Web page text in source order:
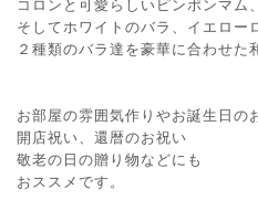
コロンと可愛らしいピンポンマム、
そしてホワイトのバラ、イエロー
２種類のバラ達を豪華に合わせ
お部屋の雰囲気作りやお誕生日の
開店祝い、還暦のお祝い
敬老の日の贈り物などにも
おススメです。